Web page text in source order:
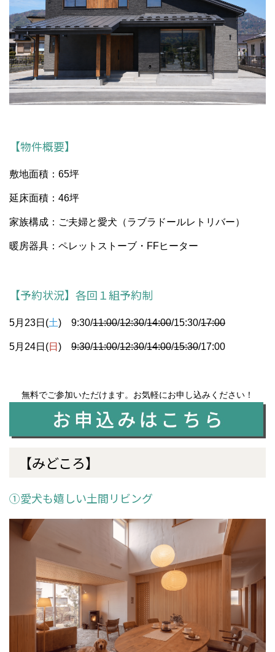
【物件概要】
敷地面積：65坪
延床面積：46坪
家族構成：ご夫婦と愛犬（ラブラドールレトリバー）
暖房器具：ペレットストーブ・FFヒーター
【予約状況】各回１組予約制
5月23日(土) 9:30/11:00/12:30/14:00/15:30/17:00
5月24日(日 ) 9:30/11:00/12:30/14:00/15:30/17:00
無料でご参加いただけます。お気軽にお申し込みください！
【みどころ】
①愛犬も嬉しい土間リビング